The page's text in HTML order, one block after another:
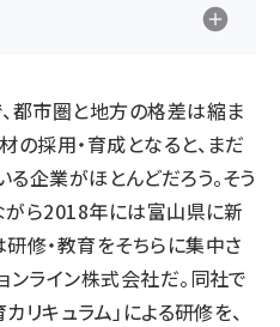
都市圏と地方の格差は縮ま
の採用・育成となると、まだ
企業がほとんどだろう。そう
がら2018年には富山県に新
修・教育をそちらに集中さ
ンライン株式会社だ。同社で
リキュラム」による研修を、